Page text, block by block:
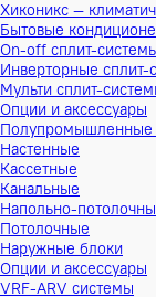
Хиконикс —
Бытовые
On-off сплит-
Инверторные
Мульти сплит-
Опции и
Настенные
Кассетные
Канальные
Напольно-
Потолочные
Наружные блоки